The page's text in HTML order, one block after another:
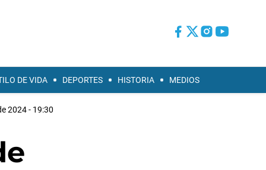
DE VIDA DEPORTES HISTORIA MEDIOS
2024 - 19:30